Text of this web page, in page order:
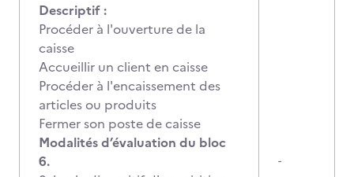
Descriptif :
Procéder à l'ouverture de la
caisse
Accueillir un client en caisse
Procéder à l'encaissement des
articles ou produits
Fermer son poste de caisse
Modalités d’évaluation du bloc
6.
-